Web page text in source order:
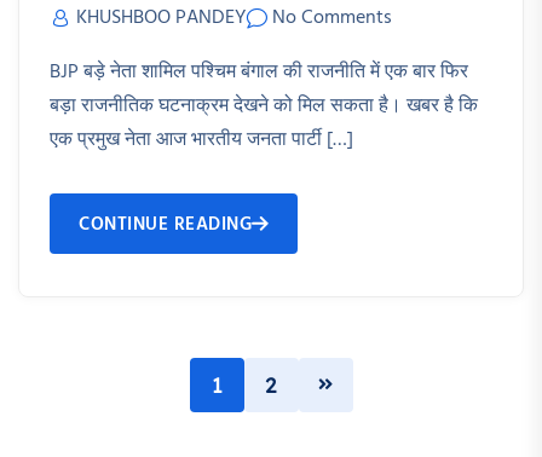
KHUSHBOO PANDEY
No Comments
BJP बड़े नेता शामिल पश्चिम बंगाल की राजनीति में एक बार फिर
बड़ा राजनीतिक घटनाक्रम देखने को मिल सकता है। खबर है कि
एक प्रमुख नेता आज भारतीय जनता पार्टी […]
CONTINUE READING
1 2